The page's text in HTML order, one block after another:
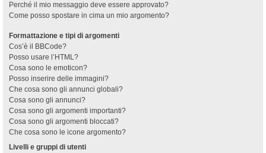
Perché il mio messaggio deve essere approvato?
Come posso spostare in cima un mio argomento?
Formattazione e tipi di argomenti
Cos’è il BBCode?
Posso usare l’HTML?
Cosa sono le emoticon?
Posso inserire delle immagini?
Che cosa sono gli annunci globali?
Cosa sono gli annunci?
Cosa sono gli argomenti importanti?
Cosa sono gli argomenti bloccati?
Che cosa sono le icone argomento?
Livelli e gruppi di utenti